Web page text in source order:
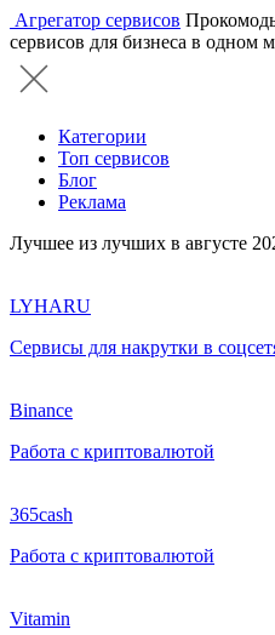
Агрегатор сервисов
сервисов для бизнеса в одном
Категории
Топ сервисов
Блог
Реклама
Лучшее из лучших в августе
LYHARU
Сервисы для накрутки в
Binance
Работа с криптовалютой
365cash
Работа с криптовалютой
Vitamin